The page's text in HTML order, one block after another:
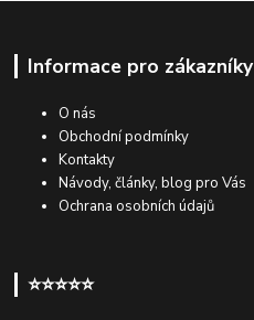
Informace pro zákazníky
O nás
Obchodní podmínky
Kontakty
Návody, články, blog pro Vás
Ochrana osobních údajů
⭐⭐⭐⭐⭐